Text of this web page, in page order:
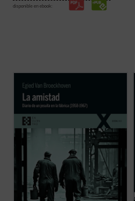
disponible en ebook:
de extractos editados e inéditos del diario
al que el jesuita Van Broeckhoven confió
sus reflexiones. En él se disciernen
tradición de la Iglesia ...